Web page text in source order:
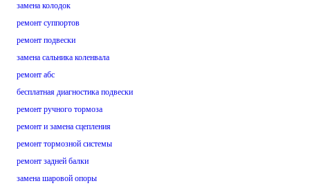
замена колодок
ремонт суппортов
ремонт подвески
замена сальника коленвала
ремонт абс
бесплатная диагностика подвески
ремонт ручного тормоза
ремонт и замена сцепления
ремонт тормозной системы
ремонт задней балки
замена шаровой опоры